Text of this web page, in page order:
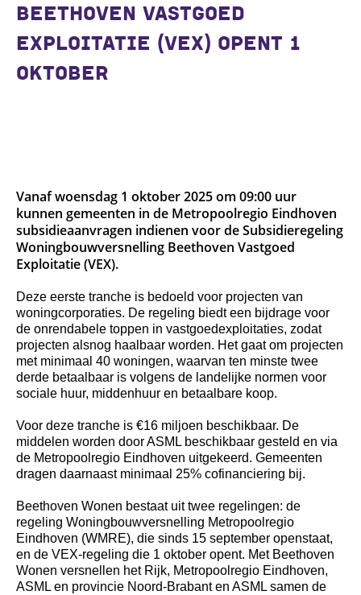
BEETHOVEN VASTGOED
EXPLOITATIE (VEX) OPENT 1
OKTOBER
Vanaf woensdag 1 oktober 2025 om 09:00 uur
kunnen gemeenten in de Metropoolregio Eindhoven
subsidieaanvragen indienen voor de Subsidieregeling
Woningbouwversnelling Beethoven Vastgoed
Exploitatie (VEX).
Deze eerste tranche is bedoeld voor projecten van
woningcorporaties. De regeling biedt een bijdrage voor
de onrendabele toppen in vastgoedexploitaties, zodat
projecten alsnog haalbaar worden. Het gaat om projecten
met minimaal 40 woningen, waarvan ten minste twee
derde betaalbaar is volgens de landelijke normen voor
sociale huur, middenhuur en betaalbare koop.
Voor deze tranche is €16 miljoen beschikbaar. De
middelen worden door ASML beschikbaar gesteld en via
de Metropoolregio Eindhoven uitgekeerd. Gemeenten
dragen daarnaast minimaal 25% cofinanciering bij.
Beethoven Wonen bestaat uit twee regelingen: de
regeling Woningbouwversnelling Metropoolregio
Eindhoven (WMRE), die sinds 15 september openstaat,
en de VEX-regeling die 1 oktober opent. Met Beethoven
Wonen versnellen het Rijk, Metropoolregio Eindhoven,
ASML en provincie Noord-Brabant en ASML samen de